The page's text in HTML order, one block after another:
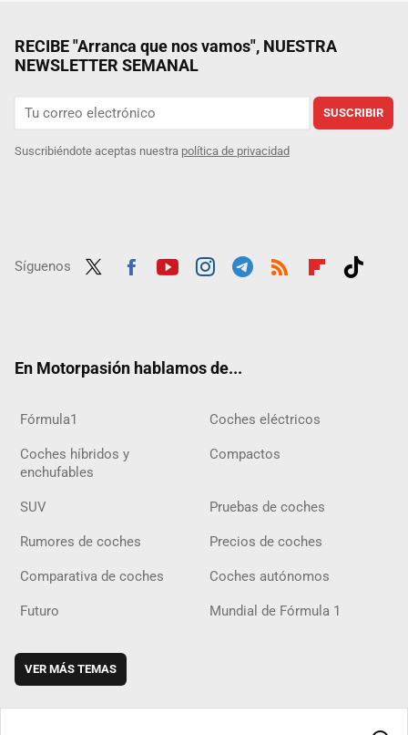
RECIBE "Arranca que nos vamos", NUESTRA
NEWSLETTER SEMANAL
SUSCRIBIR
Suscribiéndote aceptas nuestra política de privacidad
Síguenos
En Motorpasión hablamos de...
Fórmula1 Coches eléctricos
Coches híbridos y
enchufables
Compactos
SUV Pruebas de coches
Rumores de coches Precios de coches
Comparativa de coches Coches autónomos
Futuro Mundial de Fórmula 1
VER MÁS TEMAS